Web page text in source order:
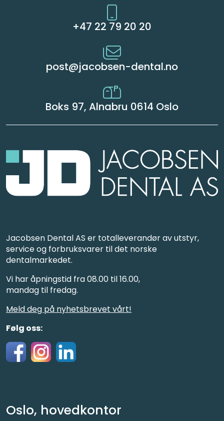
+47 22 79 20 20
post@jacobsen-dental.no
Boks 97, Alnabru 0614 Oslo
Jacobsen Dental AS er totalleverandør av utstyr,
service og forbruksvarer til det norske
dentalmarkedet.
Vi har åpningstid fra 08.00 til 16.00,
mandag til fredag.
Meld deg på nyhetsbrevet vårt!
Følg oss:
Oslo, hovedkontor